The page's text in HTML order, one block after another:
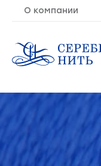
О компании
Молния
Резинка